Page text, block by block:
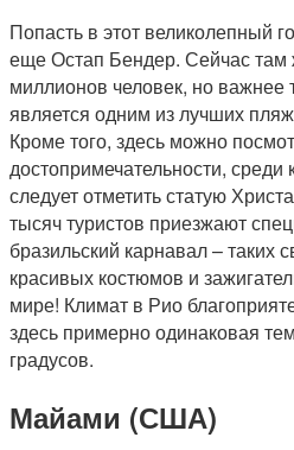
Попасть в этот великолепный
еще Остап Бендер. Сейчас там
миллионов человек, но важнее
является одним из лучших
Кроме того, здесь можно
достопримечательности,
следует отметить статую
тысяч туристов приезжают
бразильский карнавал – таких
красивых костюмов и
мире! Климат в Рио
здесь примерно одинаковая
градусов.
Майами (США)